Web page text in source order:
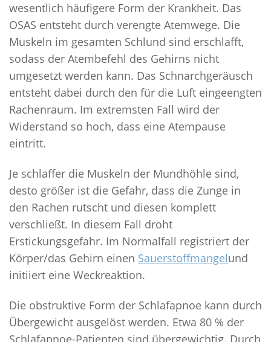
wesentlich häufigere Form der Krankheit. Das
OSAS entsteht durch verengte Atemwege. Die
Muskeln im gesamten Schlund sind erschlafft,
sodass der Atembefehl des Gehirns nicht
umgesetzt werden kann. Das Schnarchgeräusch
entsteht dabei durch den für die Luft eingeengten
Rachenraum. Im extremsten Fall wird der
Widerstand so hoch, dass eine Atempause
eintritt.
Je schlaffer die Muskeln der Mundhöhle sind,
desto größer ist die Gefahr, dass die Zunge in
den Rachen rutscht und diesen komplett
verschließt. In diesem Fall droht
Erstickungsgefahr. Im Normalfall registriert der
Körper/das Gehirn einen Sauerstoffmangelund
initiiert eine Weckreaktion.
Die obstruktive Form der Schlafapnoe kann durch
Übergewicht ausgelöst werden. Etwa 80 % der
Schlafapnoe-Patienten sind übergewichtig. Durch